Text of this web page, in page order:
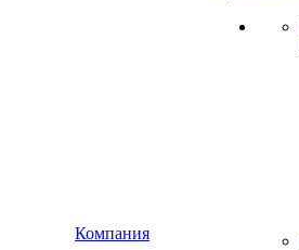
Компания